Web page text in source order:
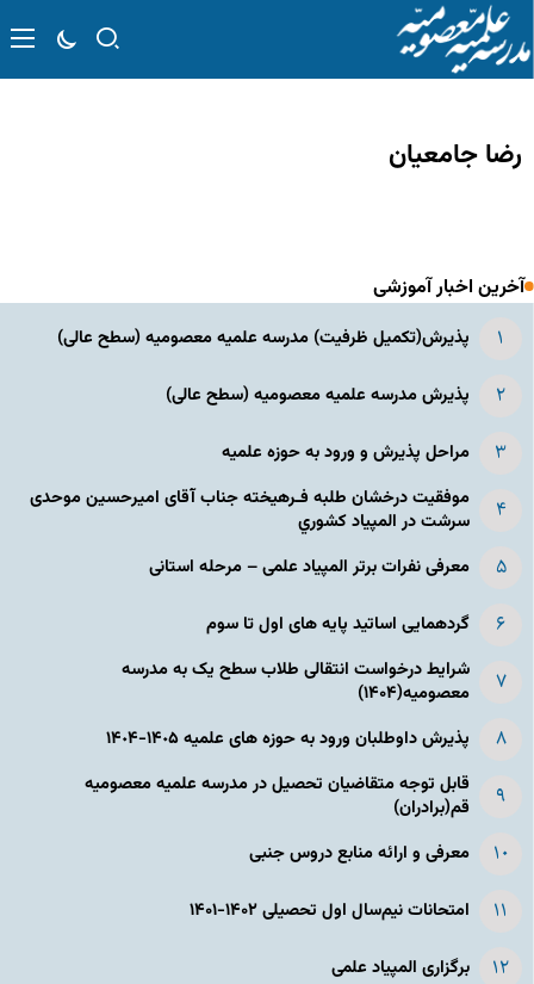
رضا جامعیان
آخرین اخبار آموزشی
پذیرش(تکمیل ظرفیت) مدرسه علمیه معصومیه‌ (سطح عالی)
پذیرش مدرسه علمیه معصومیه‌ (سطح عالی)
مراحل پذیرش و ورود به حوزه علمیه
موفقیت درخشان طلبه فـرهیخته جناب آقای امیرحسین موحدی
سرشت در المپياد كشوري
معرفی نفرات برتر المپیاد علمی – مرحله استانی
گردهمایی اساتید پایه های اول تا سوم
شرایط درخواست انتقالی طلاب سطح یک به مدرسه
معصومیه(۱۴۰۴)
پذیرش داوطلبان ورود به حوزه های علمیه ١۴٠۵-١۴٠۴
قابل توجه متقاضیان تحصیل در مدرسه علمیه معصومیه
قم(برادران)
معرفی و ارائه منابع دروس جنبی
امتحانات نیم‌سال اول تحصیلی ۱۴۰۲-۱۴۰۱
برگزاری المپیاد علمی